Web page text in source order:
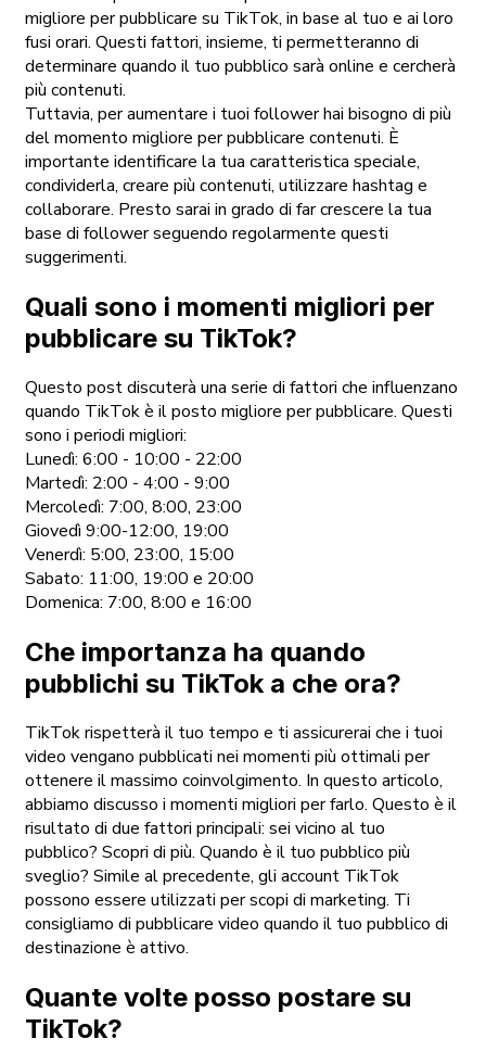
migliore per pubblicare su TikTok, in base al tuo e ai loro
fusi orari. Questi fattori, insieme, ti permetteranno di
determinare quando il tuo pubblico sarà online e cercherà
più contenuti.
Tuttavia, per aumentare i tuoi follower hai bisogno di più
del momento migliore per pubblicare contenuti. È
importante identificare la tua caratteristica speciale,
condividerla, creare più contenuti, utilizzare hashtag e
collaborare. Presto sarai in grado di far crescere la tua
base di follower seguendo regolarmente questi
suggerimenti.
Quali sono i momenti migliori per
pubblicare su TikTok?
Questo post discuterà una serie di fattori che influenzano
quando TikTok è il posto migliore per pubblicare. Questi
sono i periodi migliori:
Lunedì: 6:00 - 10:00 - 22:00
Martedì: 2:00 - 4:00 - 9:00
Mercoledì: 7:00, 8:00, 23:00
Giovedì 9:00-12:00, 19:00
Venerdì: 5:00, 23:00, 15:00
Sabato: 11:00, 19:00 e 20:00
Domenica: 7:00, 8:00 e 16:00
Che importanza ha quando
pubblichi su TikTok a che ora?
TikTok rispetterà il tuo tempo e ti assicurerai che i tuoi
video vengano pubblicati nei momenti più ottimali per
ottenere il massimo coinvolgimento. In questo articolo,
abbiamo discusso i momenti migliori per farlo. Questo è il
risultato di due fattori principali: sei vicino al tuo
pubblico? Scopri di più. Quando è il tuo pubblico più
sveglio? Simile al precedente, gli account TikTok
possono essere utilizzati per scopi di marketing. Ti
consigliamo di pubblicare video quando il tuo pubblico di
destinazione è attivo.
Quante volte posso postare su
TikTok?